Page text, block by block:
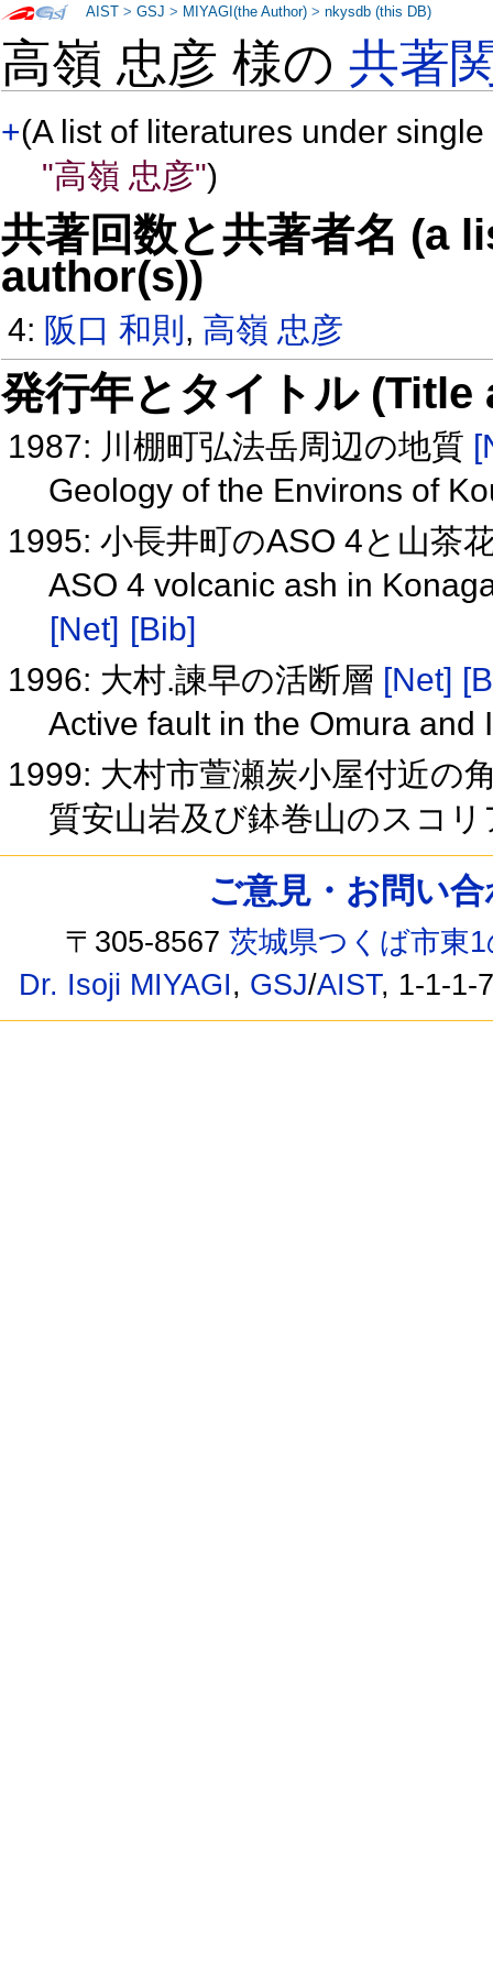
高嶺 忠彦 様の共著
+(A list of literatures under
"高嶺 忠彦")
共著回数と共著者名 (a
author(s))
4: 阪口 和則 , 高嶺 忠彦
発行年とタイトル
1987: 川棚町弘法岳周辺の地質
Geology of the Environs of
1995: 小長井町のASO 4と山茶
ASO 4 volcanic ash in
[Net] [Bib]
1996: 大村.諫早の活断層 [Net]
Active fault in the Omura and
1999: 大村市萱瀬炭小屋付近の
質安山岩及び鉢巻山のスコ
AIST >GSJ > MIYAGI(the Author) >nkysdb (this DB)
ご意見・お問い
〒305-8567茨城県つくば市東
Dr. Isoji MIYAGI, GSJ/AIST, 1-1-1-